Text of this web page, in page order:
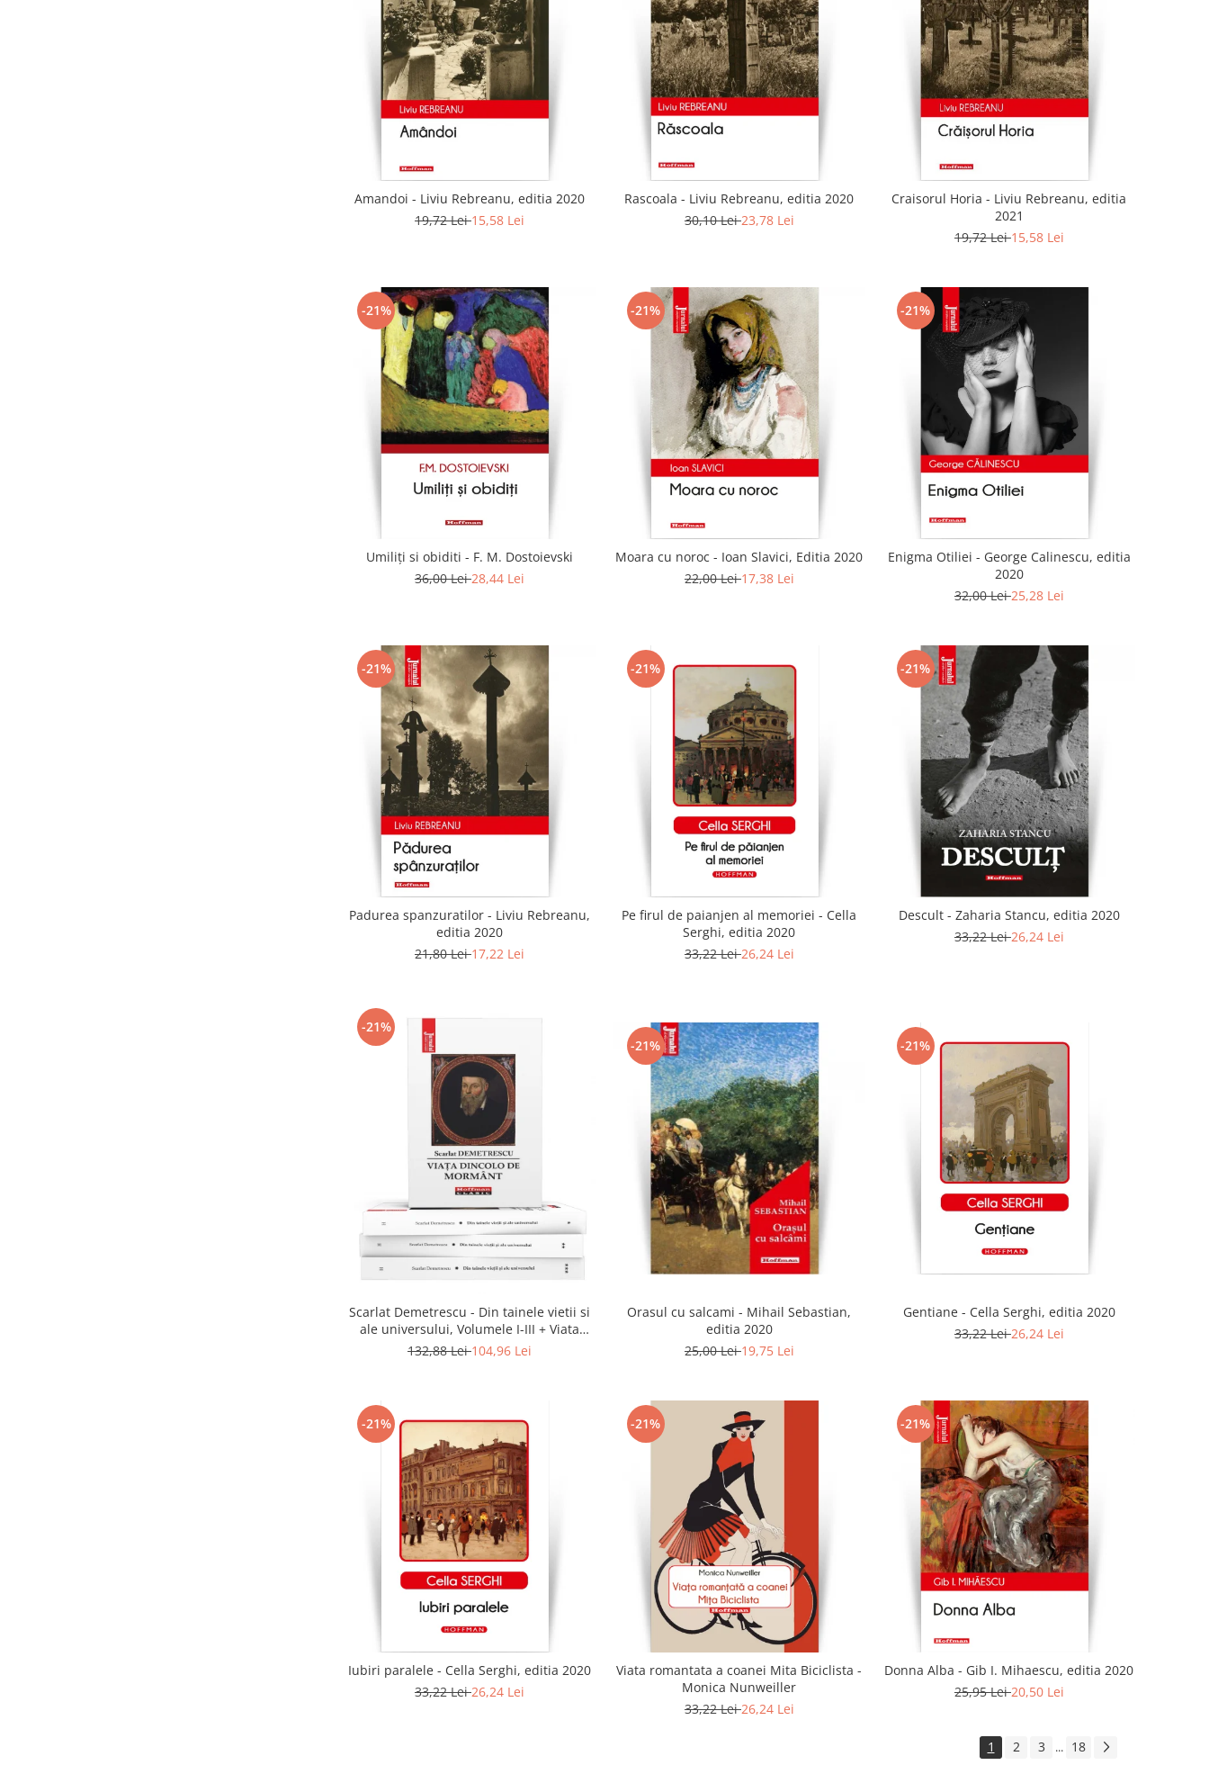
Amandoi - Liviu Rebreanu, editia 2020
19,72 Lei15,58 Lei
Rascoala - Liviu Rebreanu, editia 2020
30,10 Lei23,78 Lei
Craisorul Horia - Liviu Rebreanu, editia
2021
19,72 Lei15,58 Lei
-21%
Umiliți si obiditi - F. M. Dostoievski
36,00 Lei28,44 Lei
-21%
Moara cu noroc - Ioan Slavici, Editia 2020
22,00 Lei17,38 Lei
-21%
Enigma Otiliei - George Calinescu, editia
2020
32,00 Lei25,28 Lei
-21%
Padurea spanzuratilor - Liviu Rebreanu,
editia 2020
21,80 Lei17,22 Lei
-21%
Pe firul de paianjen al memoriei - Cella
Serghi, editia 2020
33,22 Lei26,24 Lei
-21%
Descult - Zaharia Stancu, editia 2020
33,22 Lei26,24 Lei
-21%
Scarlat Demetrescu - Din tainele vietii si
ale universului, Volumele I-III + Viata
dincolo de mormant
132,88 Lei104,96 Lei
-21%
Orasul cu salcami - Mihail Sebastian,
editia 2020
25,00 Lei19,75 Lei
-21%
Gentiane - Cella Serghi, editia 2020
33,22 Lei26,24 Lei
-21%
Iubiri paralele - Cella Serghi, editia 2020
33,22 Lei26,24 Lei
-21%
Viata romantata a coanei Mita Biciclista -
Monica Nunweiller
33,22 Lei26,24 Lei
-21%
Donna Alba - Gib I. Mihaescu, editia 2020
25,95 Lei20,50 Lei
1 2 3 ... 18